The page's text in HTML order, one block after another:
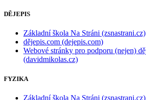
DĚJEPIS
Základní škola Na Stráni (zsnastrani.cz)
dějepis.com (dejepis.com)
Webové stránky pro podporu (nejen)
(davidmikolas.cz)
FYZIKA
Základní škola Na Stráni (zsnastrani.cz)